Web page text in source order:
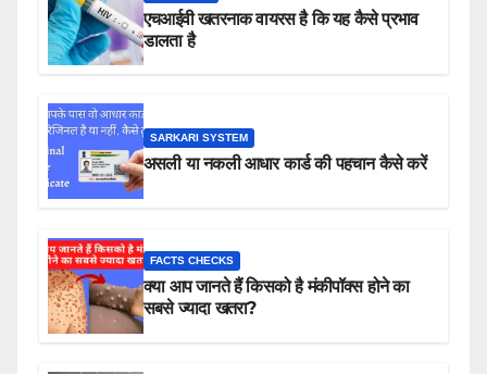
एचआईवी खतरनाक वायरस है कि यह कैसे प्रभाव
डालता है
SARKARI SYSTEM
असली या नकली आधार कार्ड की पहचान कैसे करें
FACTS CHECKS
क्या आप जानते हैं किसको है मंकीपॉक्स होने का
सबसे ज्यादा खतरा?